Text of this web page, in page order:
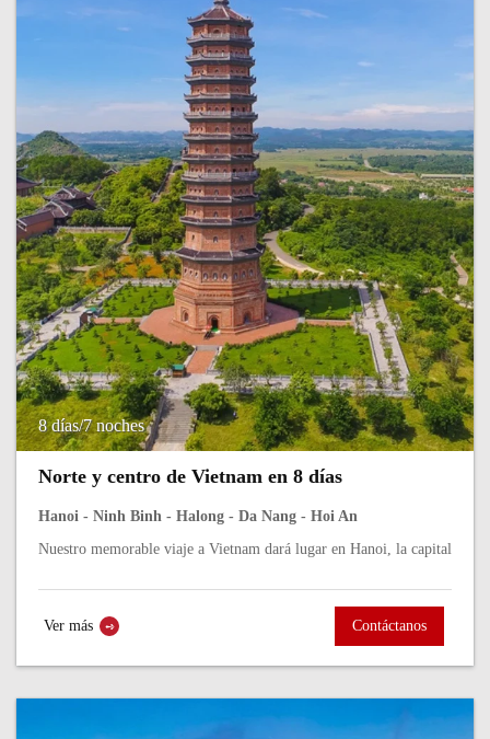
8 días/7 noches
Norte y centro de Vietnam en 8 días
Hanoi - Ninh Binh - Halong - Da Nang - Hoi An
Nuestro memorable viaje a Vietnam dará lugar en Hanoi, la capital
vibrante....
Ver más Contáctanos